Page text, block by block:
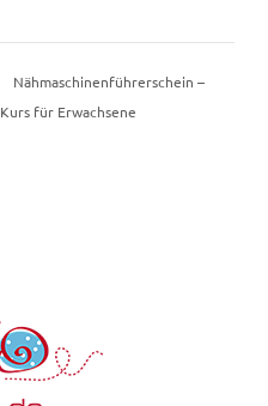
Nähmaschinenführerschein –
Kurs für Erwachsene